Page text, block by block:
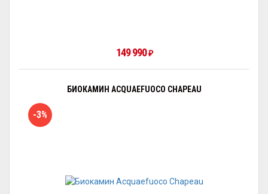
149 990 ₽
БИОКАМИН ACQUAEFUOCO СHAPEAU
-3%